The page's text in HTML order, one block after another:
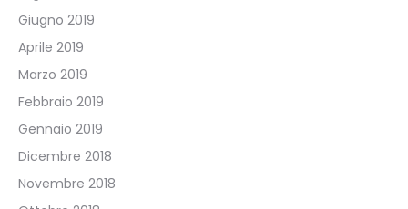
Giugno 2019
Aprile 2019
Marzo 2019
Febbraio 2019
Gennaio 2019
Dicembre 2018
Novembre 2018